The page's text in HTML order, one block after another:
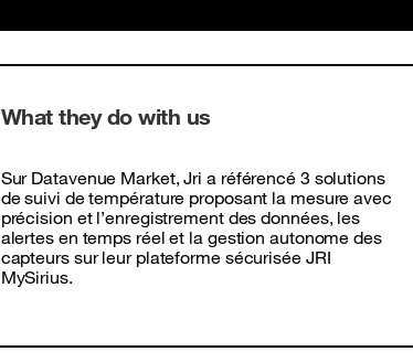
What they do with us
Sur Datavenue Market, Jri a référencé 3 solutions
de suivi de température proposant la mesure avec
précision et l’enregistrement des données, les
alertes en temps réel et la gestion autonome des
capteurs sur leur plateforme sécurisée JRI
MySirius.